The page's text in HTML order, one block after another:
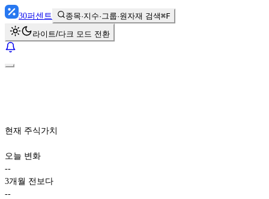
30퍼센트 종목·지수·그룹·원자재 검색⌘F
라이트/다크 모드 전환
현재 주식가치
오늘 변화
--
3개월 전보다
--